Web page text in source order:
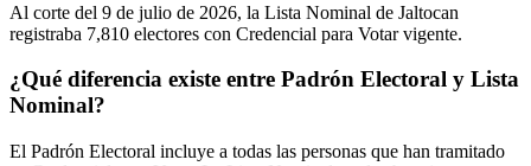
Al corte del 9 de julio de 2026, la Lista Nominal de Jaltocan
registraba 7,810 electores con Credencial para Votar vigente.
¿Qué diferencia existe entre Padrón Electoral y Lista
Nominal?
El Padrón Electoral incluye a todas las personas que han tramitado